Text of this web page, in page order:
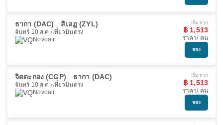
ธากา (DAC) สิเลฏ (ZYL)
จันทร์ 10 ส.ค. เที่ยวบินตรง
Novoair
เริ่มจาก
฿ 1,513
ราคา/ คน
จอง
จิตตะกอง (CGP) ธากา (DAC)
จันทร์ 10 ส.ค. เที่ยวบินตรง
Novoair
เริ่มจาก
฿ 1,513
ราคา/ คน
จอง